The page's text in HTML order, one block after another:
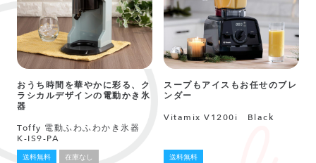
おうち時間を華やかに彩る、ク
ラシカルデザインの電動かき氷
器
Toffy 電動ふわふわかき氷器
K-IS9-PA
送料無料 在庫なし
スープもアイスもお任せのブレ
ンダー
Vitamix V1200i Black
送料無料